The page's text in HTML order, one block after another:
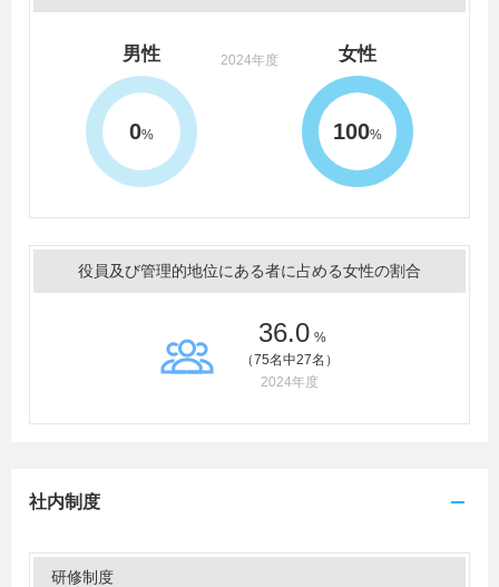
2024年度
男性
0%
女性
100%
役員及び管理的地位にある者に占める女性の割合
36.0 %
（75名中27名）
2024年度
社内制度
研修制度